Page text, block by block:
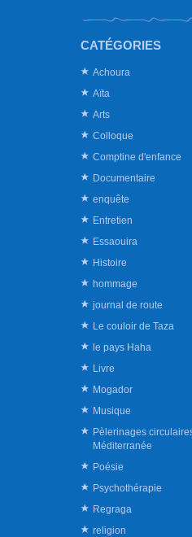
CATÉGORIES
Achoura
Aïta
Arts
Colloque
Comptine d'enfance
Documentaire
enquête
Entretien
Essaouira
Histoire
hommage
journal de route
Le couloir de Taza
le pays Haha
Livre
Mogador
Musique
Pèlerinages
Méditerranée
Poésie
Psychothérapie
Regraga
religion